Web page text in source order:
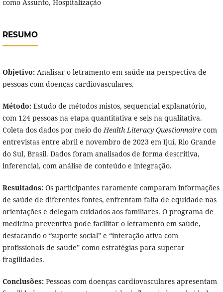
como Assunto, Hospitalização
RESUMO
Objetivo:Analisar o letramento em saúde na perspectiva de
pessoas com doenças cardiovasculares.
Método:Estudo de métodos mistos, sequencial explanatório,
com 124 pessoas na etapa quantitativa e seis na qualitativa.
Coleta dos dados por meio do Health Literacy Questionnairecom
entrevistas entre abril e novembro de 2023 em Ijuí, Rio Grande
do Sul, Brasil. Dados foram analisados de forma descritiva,
inferencial, com análise de conteúdo e integração.
Resultados:Os participantes raramente comparam informações
de saúde de diferentes fontes, enfrentam falta de equidade nas
orientações e delegam cuidados aos familiares. O programa de
medicina preventiva pode facilitar o letramento em saúde,
destacando o “suporte social” e “interação ativa com
profissionais de saúde” como estratégias para superar
fragilidades.
Conclusões:Pessoas com doenças cardiovasculares apresentam